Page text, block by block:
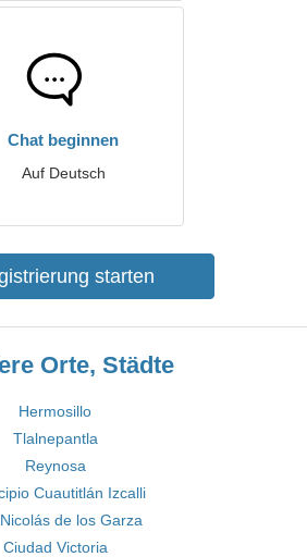
Chat beginnen
Auf Deutsch
starten
Orte, Städte
Hermosillo
Tlalnepantla
Reynosa
Cuautitlán Izcalli
de los Garza
Ciudad Victoria